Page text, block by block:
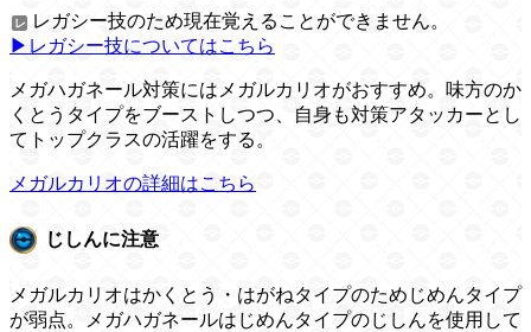
レガシー技のため現在覚えることができません。
▶レガシー技についてはこちら
メガハガネール対策にはメガルカリオがおすすめ。味方のか
くとうタイプをブーストしつつ、自身も対策アタッカーとし
てトップクラスの活躍をする。
メガルカリオの詳細はこちら
じしんに注意
メガルカリオはかくとう・はがねタイプのためじめんタイプ
が弱点。メガハガネールはじめんタイプのじしんを使用して